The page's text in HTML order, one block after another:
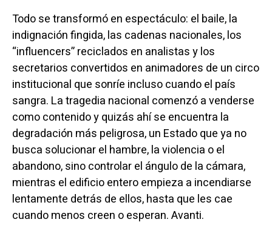
Todo se transformó en espectáculo: el baile, la
indignación fingida, las cadenas nacionales, los
“influencers” reciclados en analistas y los
secretarios convertidos en animadores de un circo
institucional que sonríe incluso cuando el país
sangra. La tragedia nacional comenzó a venderse
como contenido y quizás ahí se encuentra la
degradación más peligrosa, un Estado que ya no
busca solucionar el hambre, la violencia o el
abandono, sino controlar el ángulo de la cámara,
mientras el edificio entero empieza a incendiarse
lentamente detrás de ellos, hasta que les cae
cuando menos creen o esperan. Avanti.